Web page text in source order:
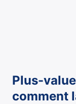
Plus-
comment